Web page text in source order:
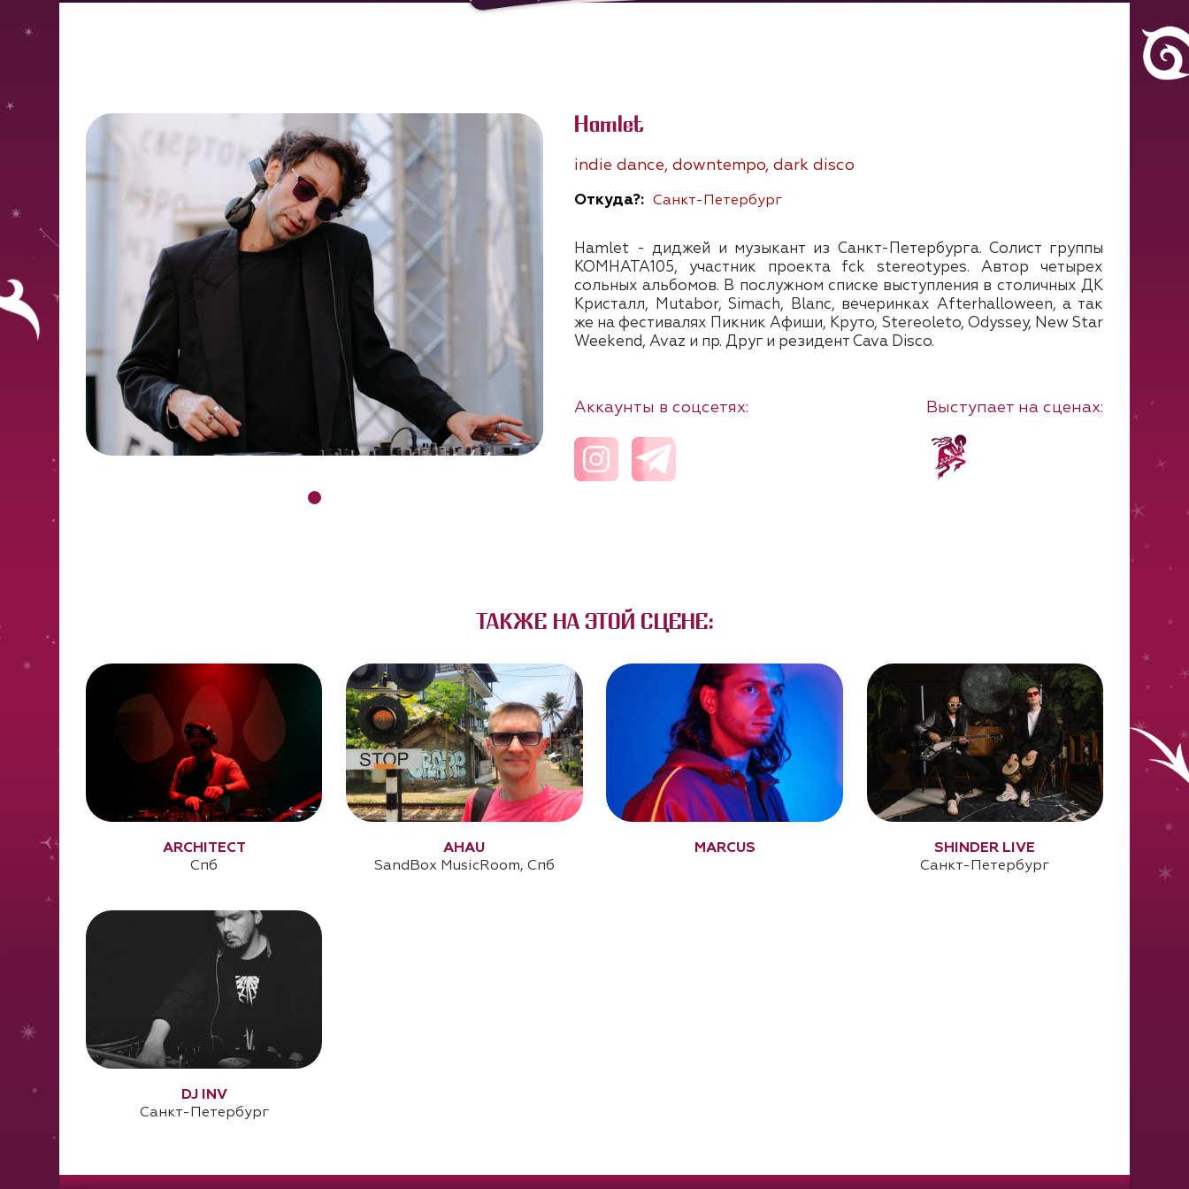
Hamlet
indie dance, downtempo, dark disco
Откуда?: Cанкт-Петербург
Hamlet - диджей и музыкант из Санкт-Петербурга. Солист группы
КОМНАТА105, участник проекта fck stereotypes. Автор четырех
сольных альбомов. В послужном списке выступления в столичных ДК
Кристалл, Mutabor, Simach, Blanc, вечеринках Afterhalloween, а так
же на фестивалях Пикник Афиши, Круто, Stereoleto, Odyssey, New Star
Weekend, Avaz и пр. Друг и резидент Cava Disco.
Аккаунты в соцсетях: Выступает на сценах:
ТАКЖЕ НА ЭТОЙ СЦЕНЕ:
ARCHITECT
Спб
AHAU
SandBox MusicRoom, Спб
MARCUS
SHINDER LIVE
Санкт-Петербург
DJ INV
Санкт-Петербург